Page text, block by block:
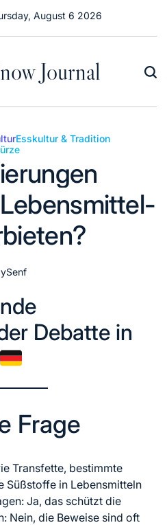
August 6 2026
Journal
Esskultur & Tradition
Senf
Debatte in
Frage
Transfette, bestimmte
Süßstoffe in Lebensmitteln
Ja, das schützt die
Nein, die Beweise sind oft